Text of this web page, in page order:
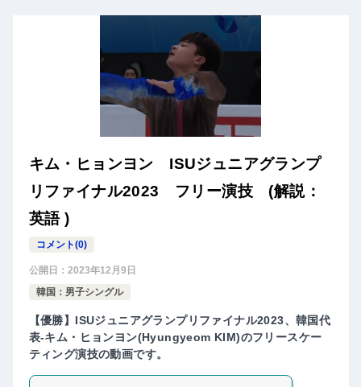
キム・ヒョンヨン ISUジュニアグランプ
リファイナル2023 フリー演技 (解説：
英語 )
コメント(0)
公開日： 2023年12月9日
韓国：男子シングル
【優勝】ISUジュニアグランプリファイナル2023、韓国代
表-キム・ヒョンヨン(Hyungyeom KIM)のフリースケー
ティング演技の動画です。